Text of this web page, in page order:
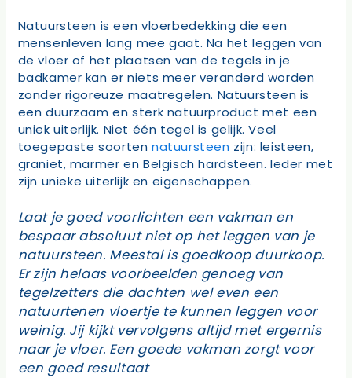
Natuursteen is een vloerbedekking die een
mensenleven lang mee gaat. Na het leggen van
de vloer of het plaatsen van de tegels in je
badkamer kan er niets meer veranderd worden
zonder rigoreuze maatregelen. Natuursteen is
een duurzaam en sterk natuurproduct met een
uniek uiterlijk. Niet één tegel is gelijk. Veel
toegepaste soorten natuursteen zijn: leisteen,
graniet, marmer en Belgisch hardsteen. Ieder met
zijn unieke uiterlijk en eigenschappen.
Laat je goed voorlichten een vakman en
bespaar absoluut niet op het leggen van je
natuursteen. Meestal is goedkoop duurkoop.
Er zijn helaas voorbeelden genoeg van
tegelzetters die dachten wel even een
natuurtenen vloertje te kunnen leggen voor
weinig. Jij kijkt vervolgens altijd met ergernis
naar je vloer. Een goede vakman zorgt voor
een goed resultaat